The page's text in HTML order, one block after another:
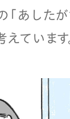
「あしたが
ています